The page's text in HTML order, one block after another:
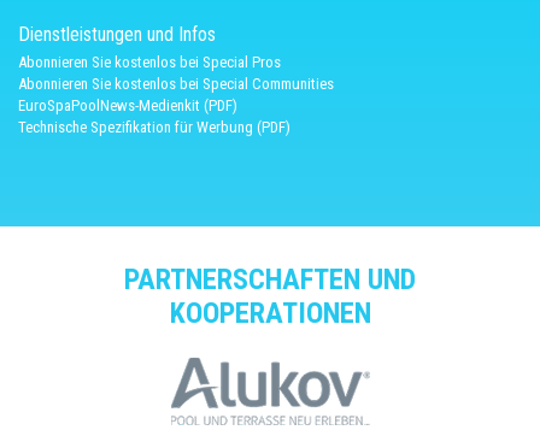
Dienstleistungen und Infos
Abonnieren Sie kostenlos bei Special Pros
Abonnieren Sie kostenlos bei Special Communities
EuroSpaPoolNews-Medienkit (PDF)
Technische Spezifikation für Werbung (PDF)
PARTNERSCHAFTEN UND
KOOPERATIONEN